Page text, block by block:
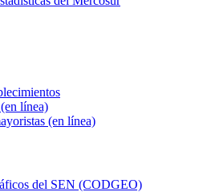
línea)
(en línea)
del SEN (CODGEO)